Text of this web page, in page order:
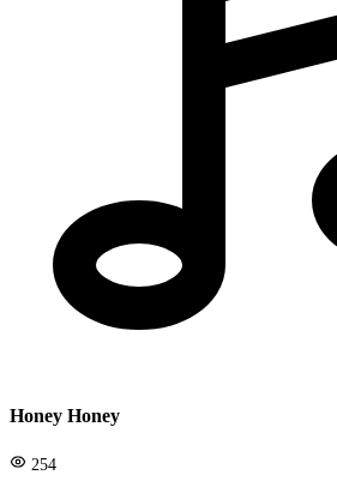
Honey Honey
254